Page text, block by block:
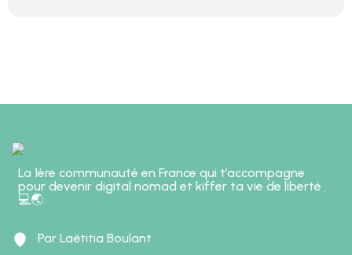
La 1ère communauté en France qui t’accompagne
pour devenir digital nomad et kiffer ta vie de liberté
💻🌏
Par Laëtitia Boulant